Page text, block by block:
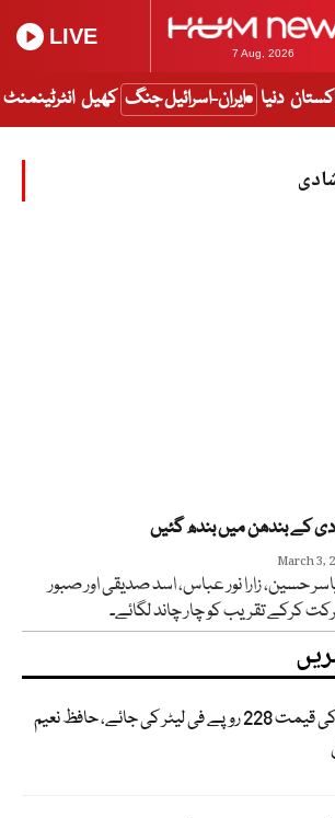
7 Aug, 2026
LIVE
دنیا ایران-اسرائیل جنگ کھیل انٹرٹینمنٹ
کے بندھن میں بندھ گئیں
March 3,
حسین، زارا نور عباس، اسد صدیقی اور صبور
کرکے تقریب کو چار چاند لگائے۔
پیٹرول کی قیمت 228 روپے فی لیٹر کی جائے، حافظ نعیم